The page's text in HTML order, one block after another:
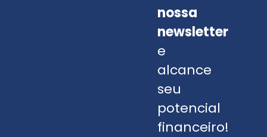
nossa
newsletter
e
alcance
seu
potencial
financeiro!